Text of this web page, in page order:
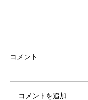
コメント
コメントを追加…